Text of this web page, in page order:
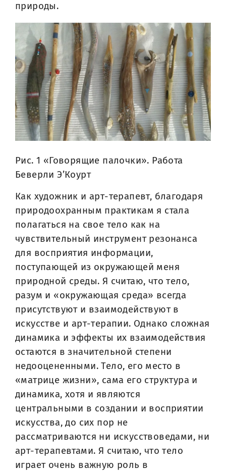
природы.
Рис. 1 «Говорящие палочки». Работа
Беверли Э’Коурт
Как художник и арт-терапевт, благодаря
природоохранным практикам я стала
полагаться на свое тело как на
чувствительный инструмент резонанса
для восприятия информации,
поступающей из окружающей меня
природной среды. Я считаю, что тело,
разум и «окружающая среда» всегда
присутствуют и взаимодействуют в
искусстве и арт-терапии. Однако сложная
динамика и эффекты их взаимодействия
остаются в значительной степени
недооцененными. Тело, его место в
«матрице жизни», сама его структура и
динамика, хотя и являются
центральными в создании и восприятии
искусства, до сих пор не
рассматриваются ни искусствоведами, ни
арт-терапевтами. Я считаю, что тело
играет очень важную роль в